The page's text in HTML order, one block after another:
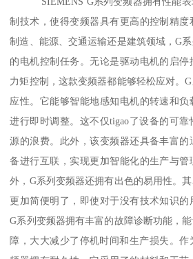
制技术，使得变频器具有更高的控制精
制造、能源、交通运输还是建筑领域，G
的电机控制任务。无论是驱动电机的启
力矩控制，这款变频器都能够轻松应对。
应性。它能够智能地感知电机的转速和
进行即时调整。这不仅tigao了设备的可
源的浪费。此外，该变频器还具备丰富
备进行互联，实现更加智能化的生产与管
外，G系列变频器还拥有出色的易用性。
更加简便明了，即使对于没有技术知识的
G系列变频器拥有丰富的故障诊断功能，
障，大大减少了停机时间和生产损失。